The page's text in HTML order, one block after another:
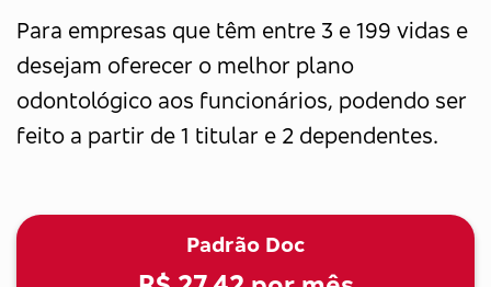
Para empresas que têm entre 3 e 199 vidas e
desejam oferecer o melhor plano
odontológico aos funcionários, podendo ser
feito a partir de 1 titular e 2 dependentes.
Padrão Doc